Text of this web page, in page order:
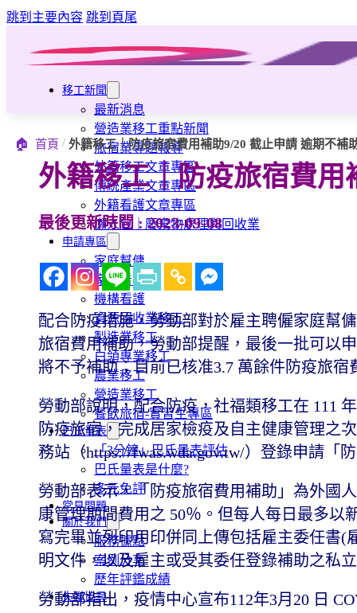
跳到主要內容 跳到頁尾
移工新聞
最新消息
營造業移工重點新聞
旅宿業專題報導
外籍移工文章專區
傳統產業文章專區
外籍看護文章專區
懶人包｜廢棄物處理與回收業
申請專區
家庭幫傭
家庭看護
機構看護
資源回收業移工
製造業移工
白領專業移工
農業移工
營造業移工
餐飲旅宿-實習生專區
巴氏量表
「3分鐘」巴氏量表評估
巴氏量表是什麼?
多元免評
常見問題
關於我們
服務據點
案例分享
歷年評鑑成績
失聯協尋
🏠 首頁 / 外籍移工｜防疫旅宿費用補助9/20 截止申請 逾期不補
外籍移工｜防疫旅宿費用
最後更新時間 : 2023-09-08
配合防疫措施，勞動部對於雇主聘僱家庭幫
旅宿費用補助，勞動部提醒，最後一批可以
將不予補助；目前已核准3.7 萬餘件防疫旅
勞動部說明，配合防疫，社福類移工在 111
防疫旅宿，完成居家檢疫及自主健康管理之
務站（https://fwas.wda.gov.tw/）登錄申請「
勞動部表示，「防疫旅宿費用補助」為外國
康管理期間費用之 50％。但每人每日最多以
寫完畢並列印用印併同上傳包括雇主委任書
明文件，以及雇主或受其委任登錄補助之私
勞動部指出，疫情中心宣布112年3月20 日